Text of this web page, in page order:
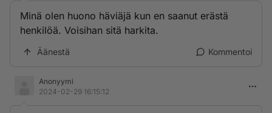
Minä olen huono häviäjä kun en saanut erästä
henkilöä. Voisihan sitä harkita.
Äänestä Kommentoi
Anonyymi
2024-02-29 16:15:12